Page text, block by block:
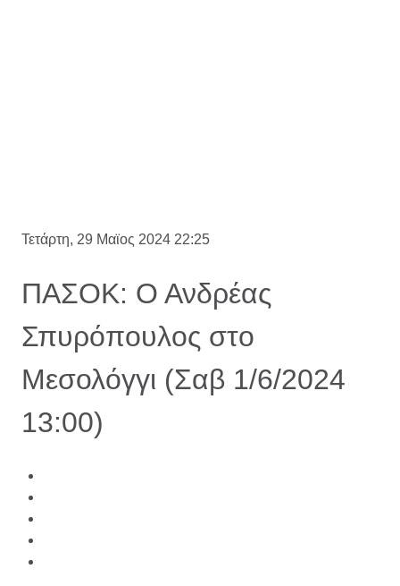
Τετάρτη, 29 Μαϊος 2024 22:25
ΠΑΣΟΚ: Ο Ανδρέας
Σπυρόπουλος στο
Μεσολόγγι (Σαβ 1/6/2024
13:00)